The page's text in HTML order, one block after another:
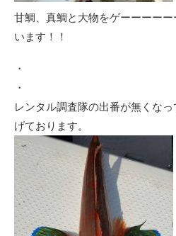
甘鯛、真鯛と大物をゲーーーー
います！！
・
・
レンタル調査隊の出番が無くな
げております。